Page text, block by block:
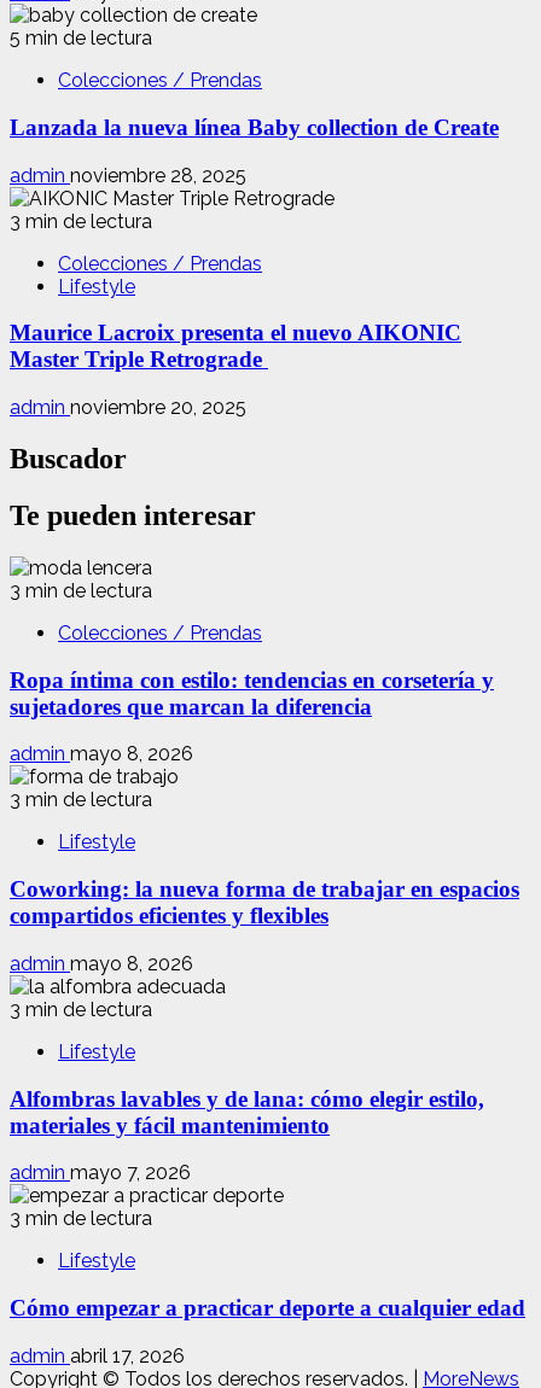
5 min de lectura
Colecciones / Prendas
Lanzada la nueva línea Baby collection de Create
admin noviembre 28, 2025
3 min de lectura
Colecciones / Prendas
Lifestyle
Maurice Lacroix presenta el nuevo AIKONIC
Master Triple Retrograde
admin noviembre 20, 2025
Buscador
Te pueden interesar
3 min de lectura
Colecciones / Prendas
Ropa íntima con estilo: tendencias en corsetería y
sujetadores que marcan la diferencia
admin mayo 8, 2026
3 min de lectura
Lifestyle
Coworking: la nueva forma de trabajar en espacios
compartidos eficientes y flexibles
admin mayo 8, 2026
3 min de lectura
Lifestyle
Alfombras lavables y de lana: cómo elegir estilo,
materiales y fácil mantenimiento
admin mayo 7, 2026
3 min de lectura
Lifestyle
Cómo empezar a practicar deporte a cualquier edad
admin abril 17, 2026
Copyright © Todos los derechos reservados.
MoreNews